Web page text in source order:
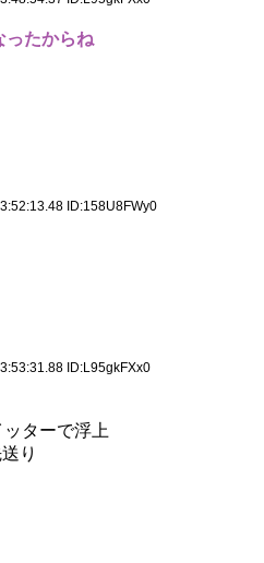
ったからね
ID:158U8FWy0
ID:L95gkFXx0
ターで浮上
り